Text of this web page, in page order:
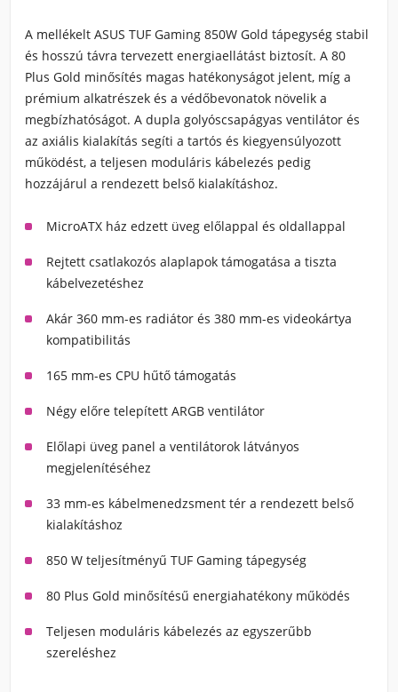
A mellékelt ASUS TUF Gaming 850W Gold tápegység stabil
és hosszú távra tervezett energiaellátást biztosít. A 80
Plus Gold minősítés magas hatékonyságot jelent, míg a
prémium alkatrészek és a védőbevonatok növelik a
megbízhatóságot. A dupla golyóscsapágyas ventilátor és
az axiális kialakítás segíti a tartós és kiegyensúlyozott
működést, a teljesen moduláris kábelezés pedig
hozzájárul a rendezett belső kialakításhoz.
MicroATX ház edzett üveg előlappal és oldallappal
Rejtett csatlakozós alaplapok támogatása a tiszta
kábelvezetéshez
Akár 360 mm-es radiátor és 380 mm-es videokártya
kompatibilitás
165 mm-es CPU hűtő támogatás
Négy előre telepített ARGB ventilátor
Előlapi üveg panel a ventilátorok látványos
megjelenítéséhez
33 mm-es kábelmenedzsment tér a rendezett belső
kialakításhoz
850 W teljesítményű TUF Gaming tápegység
80 Plus Gold minősítésű energiahatékony működés
Teljesen moduláris kábelezés az egyszerűbb
szereléshez